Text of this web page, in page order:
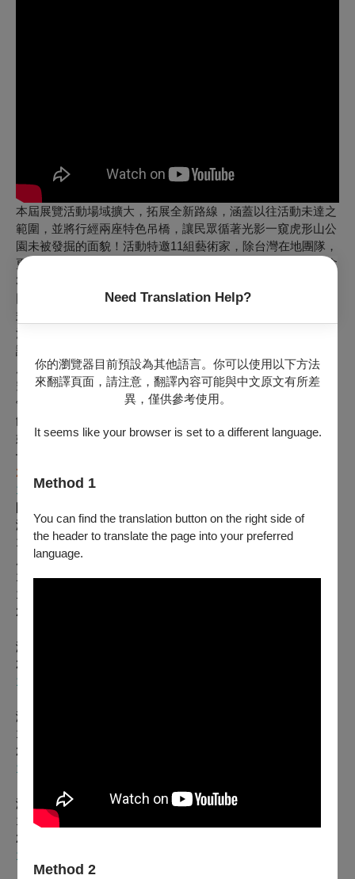
Need Translation Help?
你的瀏覽器目前預設為其他語言。你可以使用以下方法
來翻譯頁面，請注意，翻譯內容可能與中文原文有所差
異，僅供參考使用。
It seems like your browser is set to a different language.
Method 1
You can find the translation button on the right side of
the header to translate the page into your preferred
language.
Method 2
本屆展覽活動場域擴大，拓展全新路線，涵蓋以往活動未達之
範圍，並將行經兩座特色吊橋，讓民眾循著光影一窺虎形山公
園未被發掘的面貌！活動特邀11組藝術家，除台灣在地團隊，
更邀請到法國、馬來西亞國際藝術家，共搭建15件創作，包含
3件融合舞台裝置藝術、2件社區居民及在地國中小集體創作。
同時，作品量體擴大，且更強化互動性和演出，深化民眾沉浸
式體驗。
活動期間不定期舉辦創作工作坊、生態文史導覽、表演活動，
讓活動整體不只是從藝術的角度去共創，也透過在地觀點更深
度地去認識當地生態及文史；另外，今年也與南瀛天文館合作
空山觀星活動，活動期間於展區內外，由天文館人員帶領民眾
領略龍崎的星光夜色之美；展區週邊的崎聚市集、竹炭故事
館，更是挖掘在地農特產與傳統美食的好去處，逛展之餘，不
妨停下腳步品嘗龍崎美食、感受在地竹產業的溫度。
━━━━━━━━━━━━━━━━━━━━━
2022-2023「第四屆龍崎光節：空山祭」表演節目
12/25 （日）
開幕演出《風・捎來訊息》
演出地點：作品2
17:00 龍崎國中絲竹樂 x 阿雞 GLOJ x 飛揚舞團 x 龍崎永續發
展協會
18:30-19:15 青虫aoi
19:30-20:15 霧虹樂團
20:30-21:15 我夢見長頸鹿對我說
演出地點：作品9
20:00 阿榮不菸酒藝文工作室
1/14 （六）
演出地點：作品9
19:00 蘇俊穎掌中木偶劇團＋龍崎國小(螢光小怪獸)
20:00 蘇俊穎掌中木偶劇團＋龍崎國小(螢光小怪獸)
1/15 （日）
演出地點： 作品9
19:00 蘇俊穎掌中木偶劇團＋龍崎國小(螢光小怪獸)
20:00 蘇俊穎掌中木偶劇團＋龍崎國小(螢光小怪獸)
1/28（六）
《風山・羽人》